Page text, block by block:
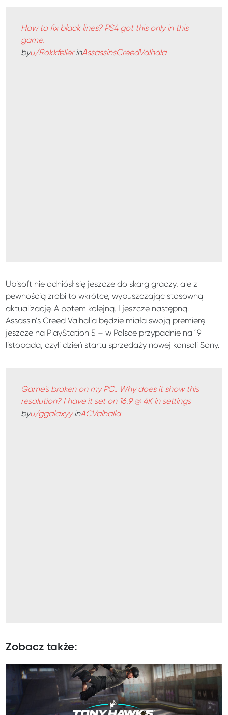
How to fix black lines? PS4 got this only in this
game.
byu/RokkfellerinAssassinsCreedValhala
Ubisoft nie odniósł się jeszcze do skarg graczy, ale z
pewnością zrobi to wkrótce, wypuszczając stosowną
aktualizację. A potem kolejną. I jeszcze następną.
Assassin’s Creed Valhalla będzie miała swoją premierę
jeszcze na PlayStation 5 – w Polsce przypadnie na 19
listopada, czyli dzień startu sprzedaży nowej konsoli Sony.
Game's broken on my PC.. Why does it show this
resolution? I have it set on 16:9 @ 4K in settings
byu/ggalaxyyinACValhalla
Zobacz także: